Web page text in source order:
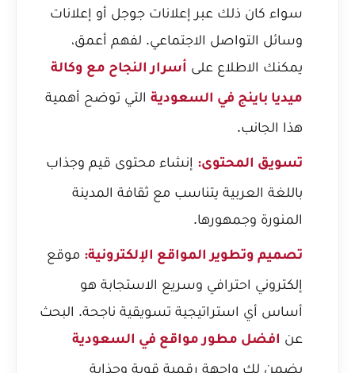
سواء كان ذلك عبر إعلانات جوجل أو إعلانات
وسائل التواصل الاجتماعي. لفهم أعمق،
يمكنك الاطلاع على أسرار النجاح مع وكالة
ميديا باينج في السعودية التي توضح أهمية
هذا الجانب.
تسويق المحتوى: إنشاء محتوى قيم وجذاب
باللغة العربية يتناسب مع ثقافة المدينة
المنورة وجمهورها.
تصميم وتطوير المواقع الإلكترونية: موقع
إلكتروني احترافي وسريع الاستجابة هو
أساس أي استراتيجية تسويقية ناجحة. البحث
عن افضل مطور مواقع في السعودية
يضمن لك واجهة رقمية قوية وجذابة